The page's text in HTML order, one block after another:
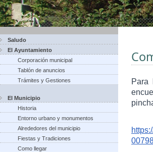
Saludo
El Ayuntamiento
Corporación municipal
Tablón de anuncios
Trámites y Gestiones
El Municipio
Historia
Entorno urbano y monumentos
Alrededores del municipio
Fiestas y Tradiciones
Como llegar
Para